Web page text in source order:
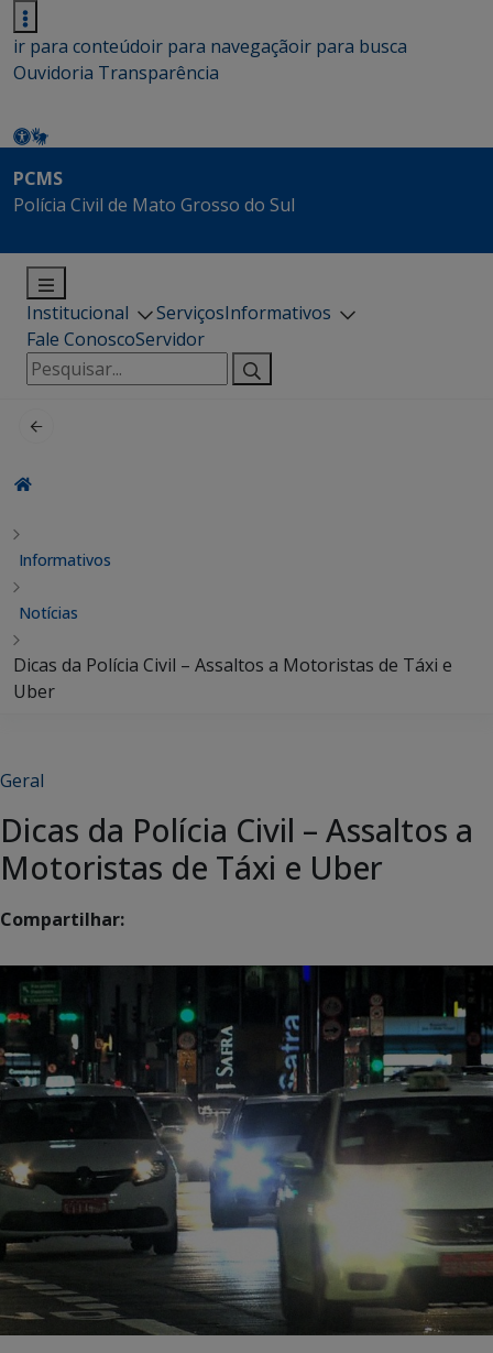
ir para conteúdoir para navegaçãoir para busca
Ouvidoria Transparência
PCMS
Polícia Civil de Mato Grosso do Sul
Institucional ServiçosInformativos
Fale ConoscoServidor
Pesquisar
por:
Informativos
Notícias
Dicas da Polícia Civil – Assaltos a Motoristas de Táxi e
Uber
Geral
Dicas da Polícia Civil – Assaltos a
Motoristas de Táxi e Uber
Compartilhar: